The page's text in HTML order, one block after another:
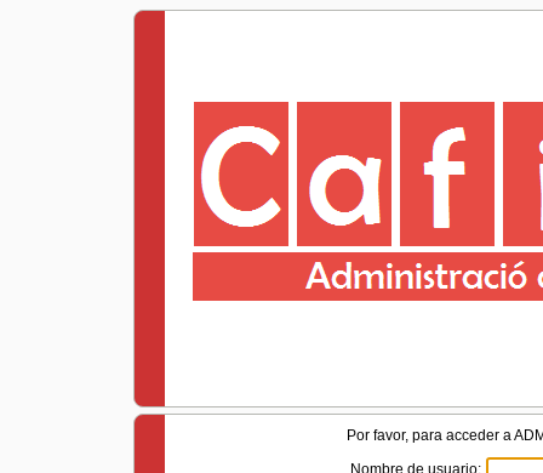
Por favor, para acceder a
Nombre de usuario: